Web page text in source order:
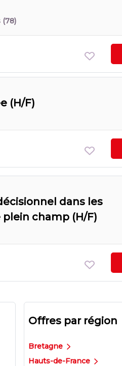
(78)
(H/F)
dans les
champ (H/F)
Offres par région
Bretagne
Hauts-de-France